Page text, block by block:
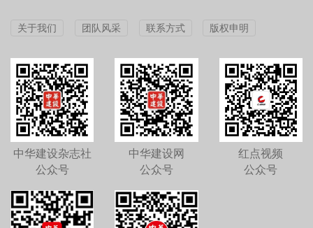
关于我们 团队风采 联系方式 版权申明
中华建设杂志社
公众号
中华建设网
公众号
红点视频
公众号